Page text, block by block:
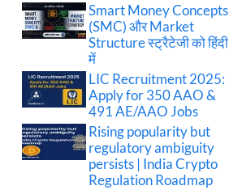
Smart Money Concepts
(SMC) और Market
Structure स्ट्रैटेजी को हिंदी
में
LIC Recruitment 2025:
Apply for 350 AAO &
491 AE/AAO Jobs
Rising popularity but
regulatory ambiguity
persists | India Crypto
Regulation Roadmap